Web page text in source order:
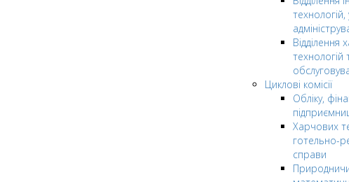
Відділення
Циклові комісії
Обліку,
Харчових
готельно-
справи